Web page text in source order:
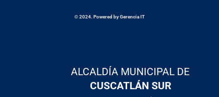
© 2024. Powered by Gerencia IT
ALCALDÍA MUNICIPAL DE
CUSCATLÁN SUR